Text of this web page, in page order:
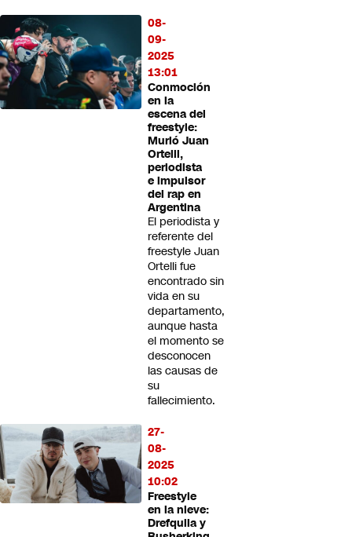
08-
09-
2025
13:01
Conmoción
en la
escena del
freestyle:
Murió Juan
Ortelli,
periodista
e impulsor
del rap en
Argentina
El periodista y
referente del
freestyle Juan
Ortelli fue
encontrado sin
vida en su
departamento,
aunque hasta
el momento se
desconocen
las causas de
su
fallecimiento.
27-
08-
2025
10:02
Freestyle
en la nieve:
Drefquila y